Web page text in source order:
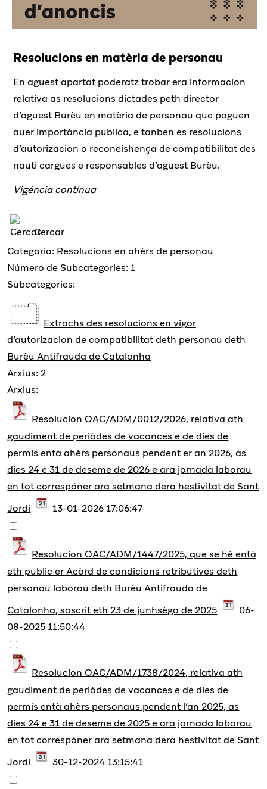
Resolucions en matèria de personau
En aguest apartat poderatz trobar era informacion
relativa as resolucions dictades peth director
d’aguest Burèu en matèria de personau que poguen
auer importància publica, e tanben es resolucions
d’autorizacion o reconeishença de compatibilitat des
nauti cargues e responsables d’aguest Burèu.
Vigéncia contínua
Cercar
Categoria: Resolucions en ahèrs de personau
Número de Subcategories: 1
Subcategories:
Extrachs des resolucions en vigor
d’autorizacion de compatibilitat deth personau deth
Burèu Antifrauda de Catalonha
Arxius: 2
Arxius:
Resolucion OAC/ADM/0012/2026, relativa ath
gaudiment de periòdes de vacances e de dies de
permís entà ahèrs personaus pendent er an 2026, as
dies 24 e 31 de deseme de 2026 e ara jornada laborau
en tot correspóner ara setmana dera hestivitat de Sant
Jordi
13-01-2026 17:06:47
Resolucion OAC/ADM/1447/2025, que se hè entà
eth public er Acòrd de condicions retributives deth
personau laborau deth Burèu Antifrauda de
Catalonha, soscrit eth 23 de junhsèga de 2025
06-
08-2025 11:50:44
Resolucion OAC/ADM/1738/2024, relativa ath
gaudiment de periòdes de vacances e de dies de
permís entà ahèrs personaus pendent l’an 2025, as
dies 24 e 31 de deseme de 2025 e ara jornada laborau
en tot correspóner ara setmana dera hestivitat de Sant
Jordi
30-12-2024 13:15:41